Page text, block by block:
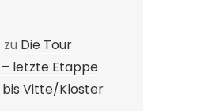
zu Die Tour
letzte Etappe
Vitte/Kloster